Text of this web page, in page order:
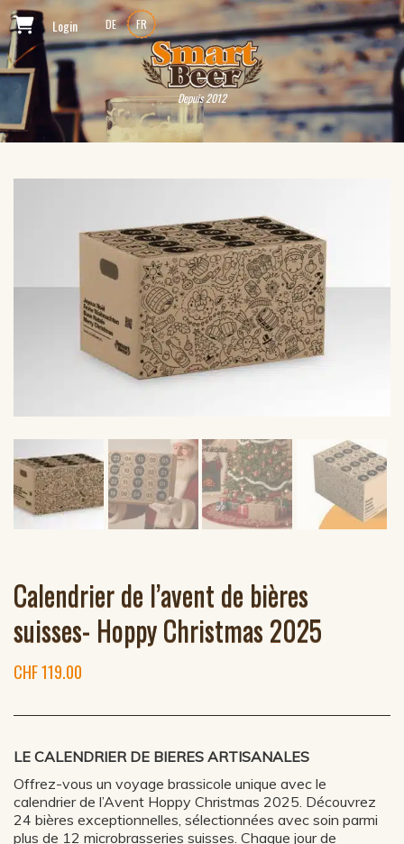
Login DE FR
Depuis 2012
Calendrier de l’avent de bières
suisses- Hoppy Christmas 2025
CHF119.00
LE CALENDRIER DE BIERES ARTISANALES
Offrez-vous un voyage brassicole unique avec le
calendrier de l’Avent Hoppy Christmas 2025. Découvrez
24 bières exceptionnelles, sélectionnées avec soin parmi
plus de 12 microbrasseries suisses. Chaque jour de